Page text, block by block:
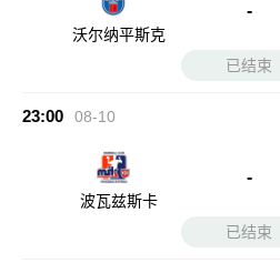
沃尔纳平斯克
-
已结束
23:00 08-10
波瓦兹斯卡
-
已结束